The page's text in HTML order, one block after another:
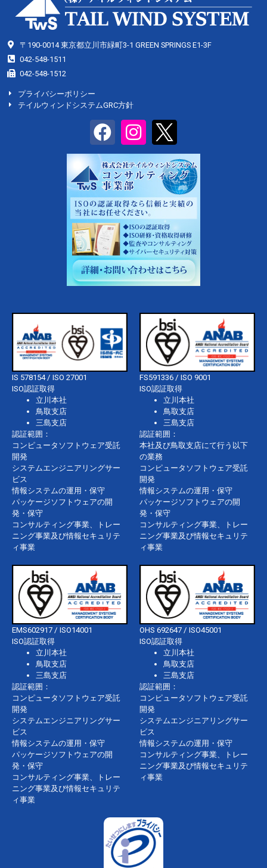
〒190-0014 東京都立川市緑町3-1 GREEN SPRINGS E1-3F
042-548-1511
042-548-1512
プライバシーポリシー
テイルウィンドシステムGRC方針
IS 578154 / ISO 27001
ISO認証取得
立川本社
鳥取支店
三島支店
認証範囲：
コンピュータソフトウェア受託
開発
システムエンジニアリングサー
ビス
情報システムの運用・保守
パッケージソフトウェアの開
発・保守
コンサルティング事業、トレー
ニング事業及び情報セキュリテ
ィ事業
FS591336 / ISO 9001
ISO認証取得
立川本社
鳥取支店
三島支店
認証範囲：
本社及び鳥取支店にて行う以下
の業務
コンピュータソフトウェア受託
開発
情報システムの運用・保守
パッケージソフトウェアの開
発・保守
コンサルティング事業、トレー
ニング事業及び情報セキュリテ
ィ事業
EMS602917 / ISO14001
ISO認証取得
立川本社
鳥取支店
三島支店
認証範囲：
コンピュータソフトウェア受託
開発
システムエンジニアリングサー
ビス
情報システムの運用・保守
パッケージソフトウェアの開
発・保守
コンサルティング事業、トレー
ニング事業及び情報セキュリテ
ィ事業
OHS 692647 / ISO45001
ISO認証取得
立川本社
鳥取支店
三島支店
認証範囲：
コンピュータソフトウェア受託
開発
システムエンジニアリングサー
ビス
情報システムの運用・保守
コンサルティング事業、トレー
ニング事業及び情報セキュリテ
ィ事業